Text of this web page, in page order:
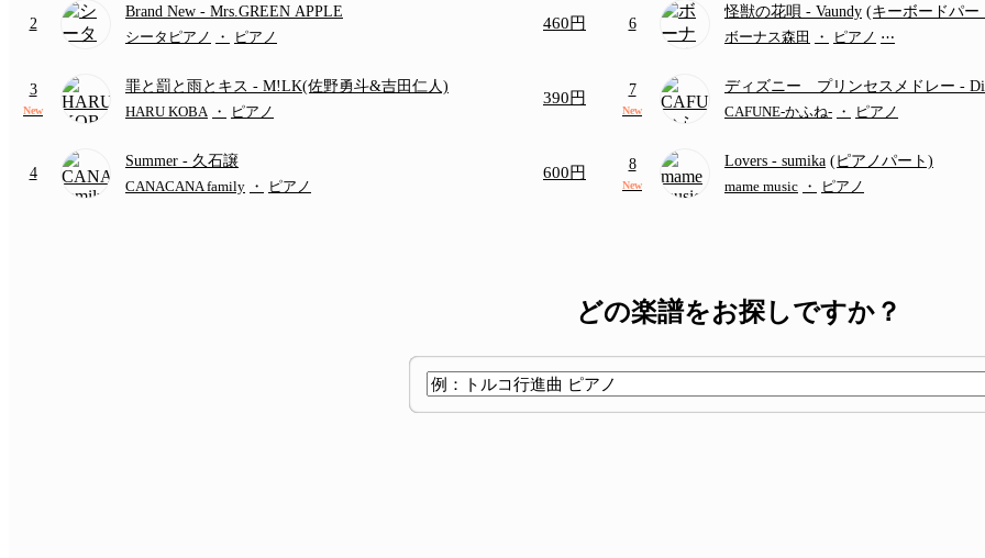
2
Brand New - Mrs.GREEN APPLE
シータピアノ
・ ピアノ
460円
3
New
罪と罰と雨とキス - M!LK(佐野勇斗&吉田仁人)
HARU KOBA
・ ピアノ
390円
4
Summer - 久石譲
CANACANA family ・ ピアノ
600円
6
怪獣の花唄 - Vaundy (キーボードパー
ボーナス森田
・ ピアノ ⋯
7
New
ディズニー プリンセスメドレー -
ディズニー/Disney/メドレー/コード有)
CAFUNE-かふね- ・ ピアノ
8
New
Lovers - sumika (ピアノパート)
mame music ・ ピアノ
どの楽譜をお探しですか？